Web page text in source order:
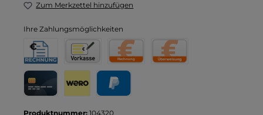
Zum Merkzettel hinzufügen
Ihre Zahlungsmöglichkeiten
Rechnung
Rechnung für Behörden
Vorkasse
Produktnummer: 104320